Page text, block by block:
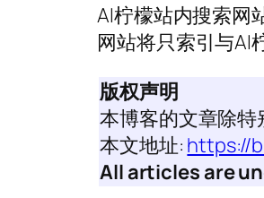
AI柠檬站内搜索网
网站将只索引与AI
版权声明
本博客的文章除特
本文地址: https://
All articles are